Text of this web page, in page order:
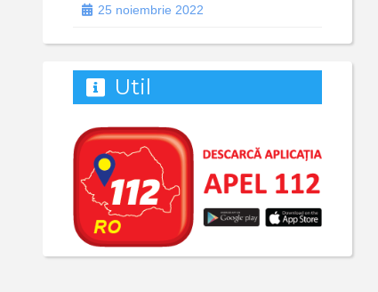
25 noiembrie 2022
Util